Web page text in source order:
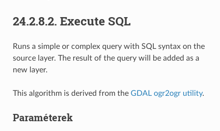
24.2.8.2. Execute SQL
Runs a simple or complex query with SQL syntax on the
source layer. The result of the query will be added as a
new layer.
This algorithm is derived from the GDAL ogr2ogr utility.
Paraméterek